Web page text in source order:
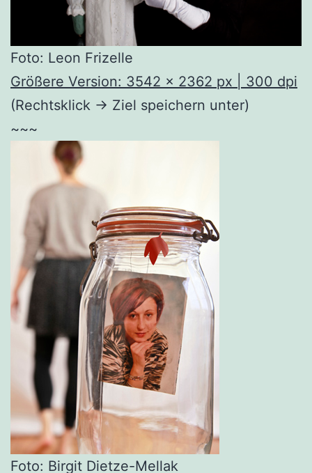
Foto: Leon Frizelle
Größere Version: 3542 x 2362 px | 300 dpi
(Rechtsklick -> Ziel speichern unter)
~~~
Foto: Birgit Dietze-Mellak